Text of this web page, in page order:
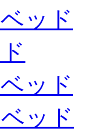
ッド
ッド
ッド